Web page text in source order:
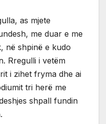
as mjete
me duar e me
në shpinë e kudo
Rregulli i vetëm
i zihet fryma dhe ai
tri herë me
shpall fundin